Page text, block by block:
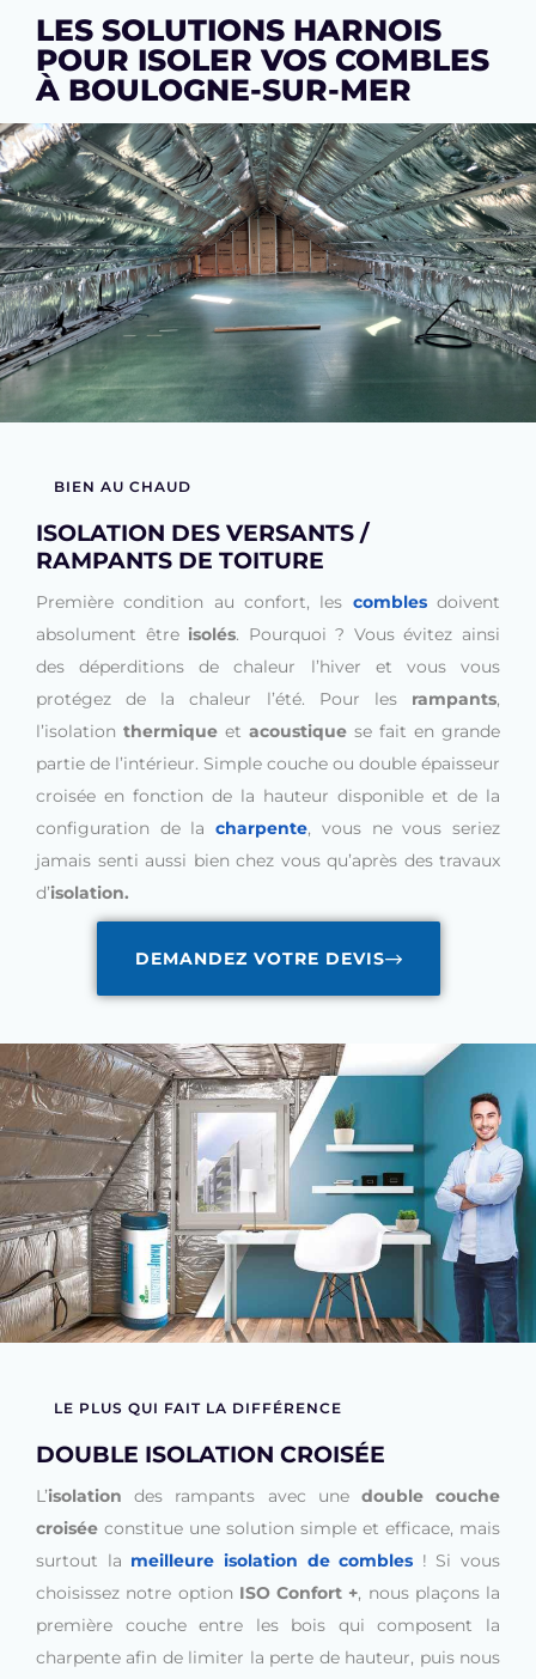
LES SOLUTIONS HARNOIS
POUR ISOLER VOS COMBLES
À BOULOGNE-SUR-MER
BIEN AU CHAUD
ISOLATION DES VERSANTS /
RAMPANTS DE TOITURE
Première condition au confort, les comblesdoivent
absolument être isolés. Pourquoi ? Vous évitez ainsi
des déperditions de chaleur l’hiver et vous vous
protégez de la chaleur l’été. Pour les rampants,
l’isolation thermique et acoustique se fait en grande
partie de l’intérieur. Simple couche ou double épaisseur
croisée en fonction de la hauteur disponible et de la
configuration de lacharpente, vous ne vous seriez
jamais senti aussi bien chez vous qu’après des travaux
d’isolation.
DEMANDEZ VOTRE DEVIS
LE PLUS QUI FAIT LA DIFFÉRENCE
DOUBLE ISOLATION CROISÉE
L’isolation des rampants avec une double couche
croisée constitue une solution simple et efficace, mais
surtout la meilleure isolation de combles ! Si vous
choisissez notre option ISO Confort +, nous plaçons la
première couche entre les bois qui composent la
charpente afin de limiter la perte de hauteur, puis nous